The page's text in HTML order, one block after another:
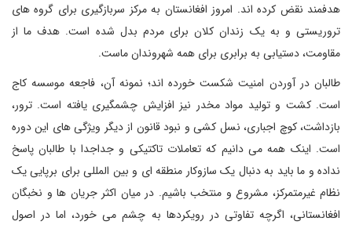
هدفمند نقض کرده اند. امروز افغانستان به مرکز سربازگیری برای گروه های
تروریستی و به یک زندان کلان برای مردم بدل شده است. هدف ما از
مقاومت، دستیابی به برابری برای همه شهروندان ماست.
طالبان در آوردن امنیت شکست خورده اند؛ نمونه آن، فاجعه موسسه کاج
است. کشت و تولید مواد مخدر نیز افزایش چشمگیری یافته است. ترور،
بازداشت، کوچ اجباری، نسل کشی و نبود قانون از دیگر ویژگی های این دوره
است. اینک همه می دانیم که تعاملات تاکتیکی و جداجدا با طالبان پاسخ
نداده و ما باید به دنبال یک سازوکار منطقه ای و بین المللی برای برپایی یک
نظام غیرمتمرکز، مشروع و منتخب باشیم. در میان اکثر جریان ها و نخبگان
افغانستانی، اگرچه تفاوتی در رویکردها به چشم می خورد، اما در اصول